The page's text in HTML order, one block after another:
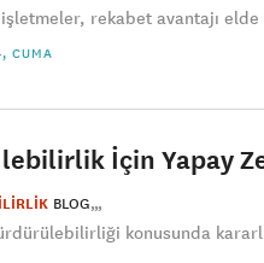
işletmeler, rekabet avantajı
CUMA
İçin Yapay
BLOG
konusunda